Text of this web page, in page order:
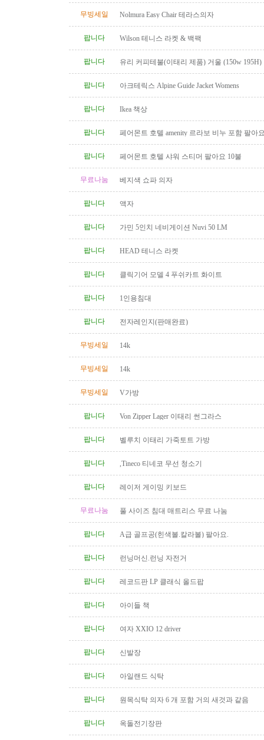
무빙세일 Nolmura Easy Chair 테라스의자
팝니다 Wilson 테니스 라켓 & 백팩
팝니다 유리 커피테불(이태리 제품) 거울 (150w 195H)
팝니다 아크테릭스 Alpine Guide Jacket Womens
팝니다 Ikea 책상
팝니다 페어몬트 호텔 amenity 르라보 비누 포함 팔아
팝니다 페어몬트 호텔 샤워 스티머 팔아요 10불
무료나눔 베지색 쇼파 의자
팝니다 액자
팝니다 가민 5인치 네비게이션 Nuvi 50 LM
팝니다 HEAD 테니스 라켓
팝니다 클릭기어 모델 4 푸쉬카트 화이트
팝니다 1인용침대
팝니다 전자레인지(판매완료)
무빙세일 14k
무빙세일 14k
무빙세일 V가방
팝니다 Von Zipper Lager 이태리 썬그라스
팝니다 벨루치 이태리 가죽토트 가방
팝니다 ,Tineco 티네코 무선 청소기
팝니다 레이저 게이밍 키보드
무료나눔 풀 사이즈 침대 매트리스 무료 나눔
팝니다 A급 골프공(힌색볼.칼라볼) 팔아요.
팝니다 런닝머신.런닝 자전거
팝니다 레코드판 LP 클래식 올드팝
팝니다 아이들 책
팝니다 여자 XXIO 12 driver
팝니다 신발장
팝니다 아일랜드 식탁
팝니다 원목식탁 의자 6 개 포함 거의 새것과 같음
팝니다 옥돌전기장판